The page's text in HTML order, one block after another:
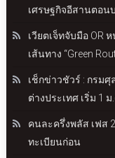
เศรษฐกิจอีสานตอน
เวียตเจ็ทจับมือ OR
เส้นทาง “Green
เช็กข่าวชัวร์ : กรม
ต่างประเทศ เริ่ม 1 ม
คนละครึ่งพลัส เฟส
ทะเบียนก่อน